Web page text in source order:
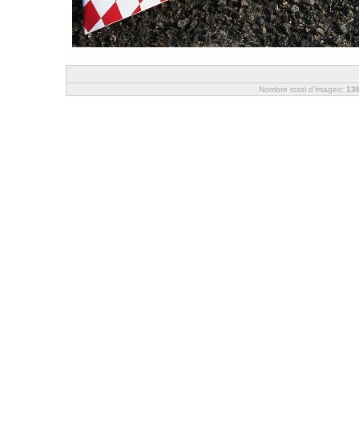
Nombre total d'images: